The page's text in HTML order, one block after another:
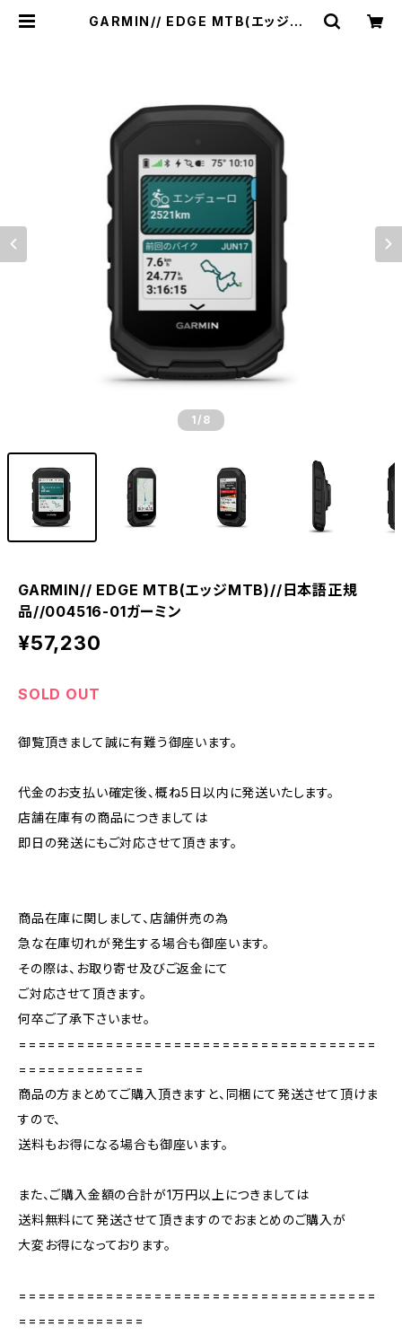
GARMIN// EDGE MTB(エッジMT
1 /8
GARMIN// EDGE MTB(エッジMTB)//日本語正規
品//004516-01ガーミン
¥57,230
SOLD OUT
御覧頂きまして誠に有難う御座います。
代金のお支払い確定後、概ね5日以内に発送いたします。
店舗在庫有の商品につきましては
即日の発送にもご対応させて頂きます。
商品在庫に関しまして、店舗併売の為
急な在庫切れが発生する場合も御座います。
その際は、お取り寄せ及びご返金にて
ご対応させて頂きます。
何卒ご了承下さいませ。
=====================================
=============
商品の方まとめてご購入頂きますと、同梱にて発送させて頂けま
すので、
送料もお得になる場合も御座います。
また、ご購入金額の合計が1万円以上につきましては
送料無料にて発送させて頂きますのでおまとめのご購入が
大変お得になっております。
=====================================
=============